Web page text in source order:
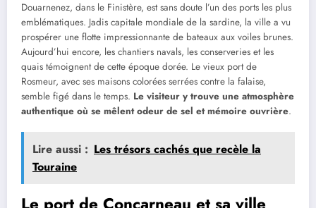
Douarnenez, dans le Finistère, est sans doute l’un des ports les plus
emblématiques. Jadis capitale mondiale de la sardine, la ville a vu
prospérer une flotte impressionnante de bateaux aux voiles brunes.
Aujourd’hui encore, les chantiers navals, les conserveries et les
quais témoignent de cette époque dorée. Le vieux port de
Rosmeur, avec ses maisons colorées serrées contre la falaise,
semble figé dans le temps. Le visiteur y trouve une atmosphère
authentique où se mêlent odeur de sel et mémoire ouvrière.
Lire aussi : Les trésors cachés que recèle la
Touraine